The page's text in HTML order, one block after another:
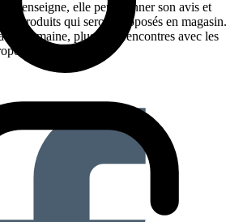
l’enseigne, elle peut donner son avis et
produits qui seront proposés en magasin.
semaine, plusieurs rencontres avec les